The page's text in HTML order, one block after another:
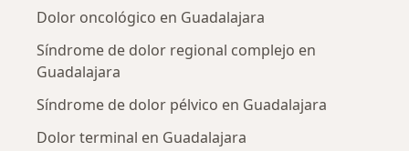
Dolor oncológico en Guadalajara
Síndrome de dolor regional complejo en
Guadalajara
Síndrome de dolor pélvico en Guadalajara
Dolor terminal en Guadalajara